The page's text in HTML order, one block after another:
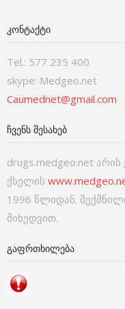
ᲙᲝᲜᲢᲐᲥᲢᲘ
Tel.: 577 235 400
skype: Medgeo.net
Caumednet@gmail.com
ᲩᲕᲔᲜᲡ ᲨᲔᲡᲐᲮᲔᲑ
drugs.medgeo.net
ქსელის
1996 წლიდან.
მიხედვით.
ᲒᲐᲤᲠᲗᲮᲘᲚᲔᲑᲐ